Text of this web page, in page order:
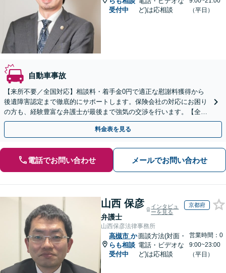
受付中
ど)は応相談
（平日）
自動車事故
【来所不要／全国対応】相談料・着手金0円で適正な慰謝料獲得から
後遺障害認定まで徹底的にサポートします。保険会社の対応にお困り
の方も、経験豊富な弁護士が最後まで強気の交渉を行います。【全国
13拠点】お気軽にご相談ください。
料金表を見る
電話でお問い合わせ メールでお問い合わせ
山西 保彦
弁護士
インタビュ
ーを見る
京都府
山西保彦法律事務所
高槻市 か
らも相談
受付中
面談方法(対面・
電話・ビデオな
ど)は応相談
営業時間：0
9:00~23:00
（平日）